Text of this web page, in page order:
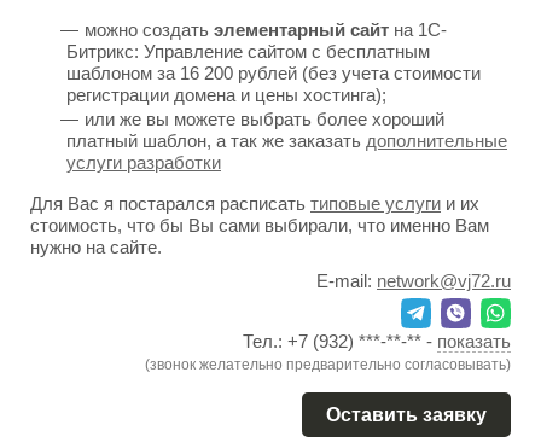
можно создать элементарный сайт на 1С-
Битрикс: Управление сайтом с бесплатным
шаблоном за 16 200 рублей (без учета стоимости
регистрации домена и цены хостинга);
или же вы можете выбрать более хороший
платный шаблон, а так же заказать дополнительные
услуги разработки
Для Вас я постарался расписать типовые услуги и их
стоимость, что бы Вы сами выбирали, что именно Вам
нужно на сайте.
E-mail: network@vj72.ru
Тел.: +7 (932) ***-**-** - показать
(звонок желательно предварительно согласовывать)
Оставить заявку